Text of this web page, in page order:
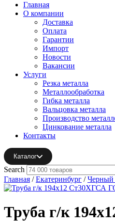
Главная
О компании
Доставка
Оплата
Гарантии
Импорт
Новости
Вакансии
Услуги
Резка металла
Металлообработка
Гибка металла
Вальцовка металла
Производство
Цинкование металла
Контакты
Каталог
Search
Главная /Екатеринбург /Черный
Труба г/к